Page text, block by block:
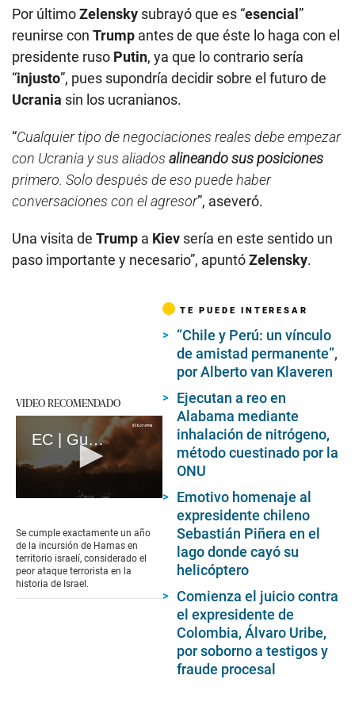
Por últimoZelensky subrayó que es “esencial ”
reunirse con Trump antes de que éste lo haga con el
presidente ruso Putin, ya que lo contrario sería
“injusto”, pues supondría decidir sobre el futuro de
Ucrania sin los ucranianos.
“Cualquier tipo de negociaciones reales debe empezar
con Ucrania y sus aliados alineando susposiciones
primero. Solo después de eso puede haber
conversaciones con el agresor”, aseveró.
Una visita de Trump a Kiev sería en este sentido un
paso importante y necesario”, apuntóZelensky.
VIDEO RECOMENDADO
EC | Guerra en Gaza: A un año del ataque mortal de Hamás en Israel (loop)
of
17
seconds
Se cumple exactamente un año
de la incursión de Hamas en
territorio israelí, considerado el
peor ataque terrorista en la
historia de Israel.
TE PUEDE INTERESAR
“Chile y Perú: un vínculo
de amistad permanente”,
por Alberto van Klaveren
Ejecutan a reo en
Alabama mediante
inhalación de nitrógeno,
método cuestinado por la
ONU
Emotivo homenaje al
expresidente chileno
Sebastián Piñera en el
lago donde cayó su
helicóptero
Comienza el juicio contra
el expresidente de
Colombia, Álvaro Uribe,
por soborno a testigos y
fraude procesal